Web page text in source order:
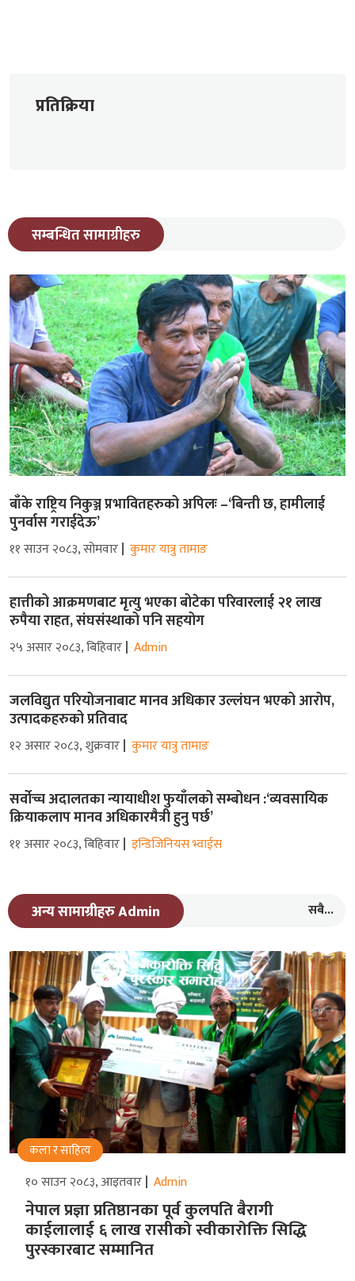
प्रतिक्रिया
सम्बन्धित सामाग्रीहरु
बाँके राष्ट्रिय निकुञ्ज प्रभावितहरुको अपिलः –‘बिन्ती छ, हामीलाई
पुनर्वास गराईदेऊ’
११ साउन २०८३, सोमवार कुमार यात्रु तामाङ
हात्तीको आक्रमणबाट मृत्यु भएका बोटेका परिवारलाई २१ लाख
रुपैया राहत, संघसंस्थाको पनि सहयोग
२५ असार २०८३, बिहिवार Admin
जलविद्युत परियोजनाबाट मानव अधिकार उल्लंघन भएको आरोप,
उत्पादकहरुको प्रतिवाद
१२ असार २०८३, शुक्रवार कुमार यात्रु तामाङ
सर्वोच्च अदालतका न्यायाधीश फुयाँलको सम्बोधन :‘व्यवसायिक
क्रियाकलाप मानव अधिकारमैत्री हुनु पर्छ’
११ असार २०८३, बिहिवार इन्डिजिनियस भ्वाईस
अन्य सामाग्रीहरु Admin सबै...
कला र साहित्य
१० साउन २०८३, आइतवार Admin
नेपाल प्रज्ञा प्रतिष्ठानका पूर्व कुलपति बैरागी
काईलालाई ६ लाख रासीको स्वीकारोक्ति सिद्धि
पुरस्कारबाट सम्मानित